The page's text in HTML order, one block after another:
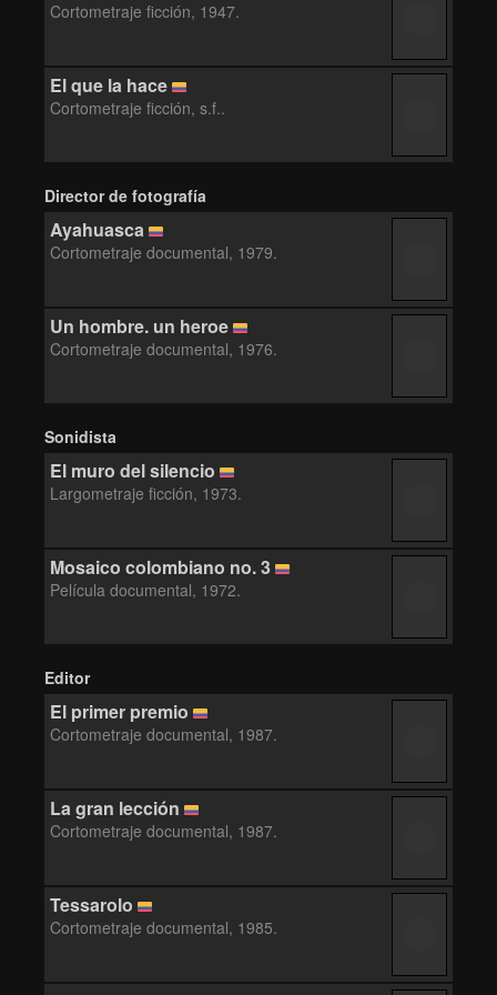
Cortometraje ficción, 1947.
El que la hace
Cortometraje ficción, s.f..
Director de fotografía
Ayahuasca
Cortometraje documental, 1979.
Un hombre. un heroe
Cortometraje documental, 1976.
Sonidista
El muro del silencio
Largometraje ficción, 1973.
Mosaico colombiano no. 3
Película documental, 1972.
Editor
El primer premio
Cortometraje documental, 1987.
La gran lección
Cortometraje documental, 1987.
Tessarolo
Cortometraje documental, 1985.